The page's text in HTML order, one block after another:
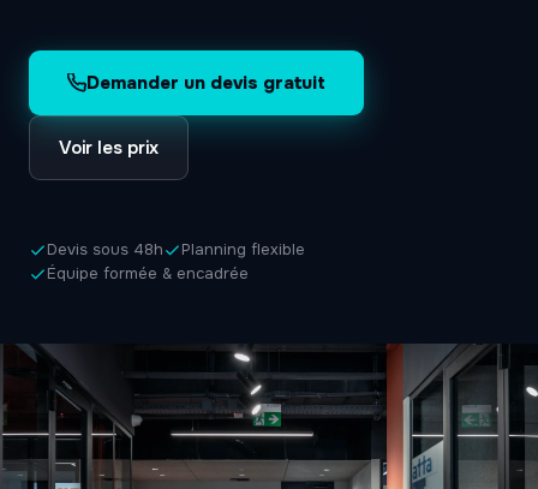
Demander un devis gratuit
Voir les prix
Devis sous 48h
Planning flexible
Équipe formée & encadrée